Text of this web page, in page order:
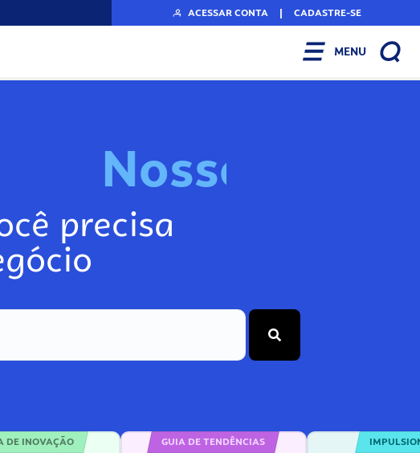
ACESSAR CONTA | CADASTRE-SE
MENU
Nos
precisa
DE INOVAÇÃO GUIA DE TENDÊNCIAS